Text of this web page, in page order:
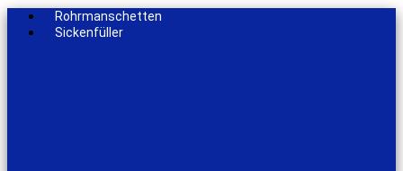
Rohrmanschetten
Sickenfüller